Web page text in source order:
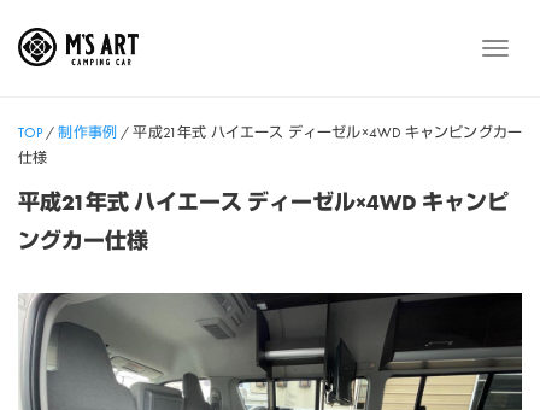
メ
ー
TOP/制作事例 /平成21年式 ハイエース ディーゼル×4WD キャンピングカー
仕様
平成21年式 ハイエース ディーゼル×4WD キャンピ
ングカー仕様